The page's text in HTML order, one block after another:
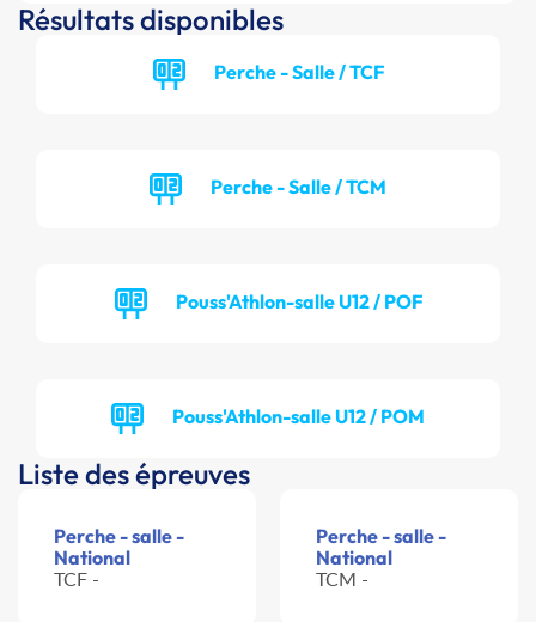
Résultats disponibles
Perche - Salle / TCF
Perche - Salle / TCM
Pouss'Athlon-salle U12 / POF
Pouss'Athlon-salle U12 / POM
Liste des épreuves
Perche - salle -
National
TCF -
Perche - salle -
National
TCM -